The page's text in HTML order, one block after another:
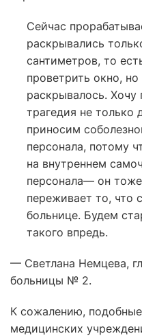
Сейчас
раскрывались
сантиметров, то
проветрить окно,
раскрывалось. Хочу
трагедия не только
приносим
персонала, потому
на внутреннем
персонала— он
переживает то, что
больнице. Будем
такого впредь.
— Светлана Немцева,
больницы № 2.
К сожалению,
медицинских